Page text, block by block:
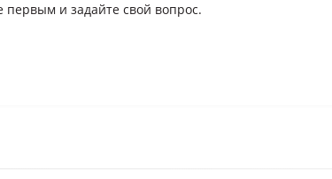
первым и задайте свой вопрос.